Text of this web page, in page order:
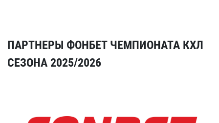
ПАРТНЕРЫ ФОНБЕТ ЧЕМПИОНАТА КХЛ
СЕЗОНА 2025/2026